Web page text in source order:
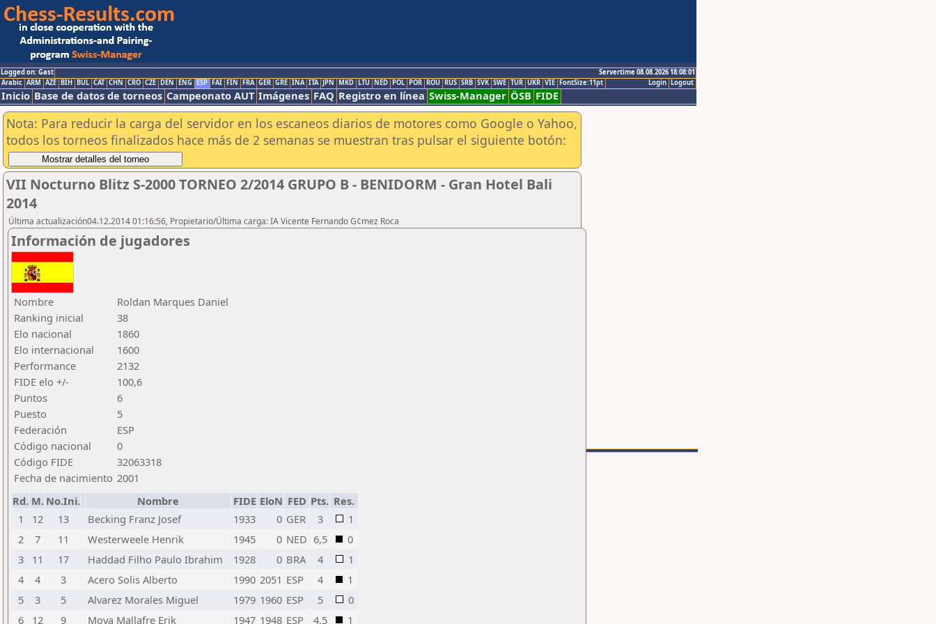
Logged on: Gast
Servertime 08.08.2026 18:08:01
Logout
Login
Arabic ARM AZE BIH BUL CAT CHN CRO CZE DEN ENG ESP FAI FIN FRA GER GRE INA ITA JPN MKD LTU NED POL POR ROU RUS SRB SVK SWE TUR UKR VIE FontSize:11pt
Inicio Base de datos de torneos Campeonato AUT Imágenes FAQ Registro en línea Swiss-Manager ÖSB FIDE
Nota: Para reducir la carga del servidor en los escaneos diarios de motores como Google o Yahoo,
todos los torneos finalizados hace más de 2 semanas se muestran tras pulsar el siguiente botón:
VII Nocturno Blitz S-2000 TORNEO 2/2014 GRUPO B - BENIDORM - Gran Hotel Bali
2014
Última actualización04.12.2014 01:16:56, Propietario/Última carga: IA Vicente Fernando G¢mez Roca
Información de jugadores
Nombre
Roldan Marques Daniel
Ranking inicial
38
Elo nacional
1860
Elo internacional
1600
Performance
2132
FIDE elo +/-
100,6
Puntos
6
Puesto
5
Federación
ESP
Código nacional
0
Código FIDE
32063318
Fecha de nacimiento 2001
Rd. M. No.Ini. Nombre FIDE EloN FED Pts. Res.
1
12 13 Becking Franz Josef 1933 0 GER 3
1
2
7 11 Westerweele Henrik 1945 0 NED 6,5
0
3
11 17 Haddad Filho Paulo Ibrahim 1928 0 BRA 4
1
4
4 3 Acero Solis Alberto 1990 2051 ESP 4
1
5
3 5 Alvarez Morales Miguel 1979 1960 ESP 5
0
6
12 9 Moya Mallafre Erik 1947 1948 ESP 4,5 1